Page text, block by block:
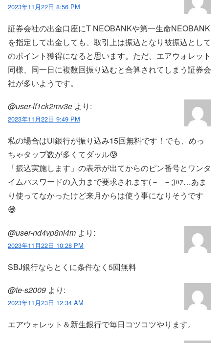
2023年11月22日 8:56 PM
証券会社の出金口座にT NEOBANKや第一生命NEOBANK
を指定して出金しても、取引上は振込となり被振込として
のポイント獲得になると思います。ただ、エアウォレット
同様、同一日に複数回振り込むと合算されてしまう証券会
社が多いようです。
@user-lf1ck2mv3e より:
2023年11月22日 9:49 PM
私の場合はUI銀行が振り込み15回無料です！でも、めっ
ちゃタップ数が多くてダッル😰
「振込実施します」の表示が出てからのピン番号とワンタ
イムパスワードの入力まで要求されます(－_－;)ﾊｧ…あま
り使ってなかったけど来月からは使う事になりそうです
😅
@user-nd4vp8nl4m より:
2023年11月22日 10:28 PM
SBJ銀行ならとくに条件なく5回無料
@te-s2009 より:
2023年11月23日 12:34 AM
エアウォレット＆新生銀行で毎日コツコツやります。